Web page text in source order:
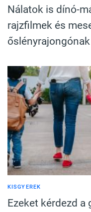
Nálatok is dínó-
rajzfilmek és
őslényrajongónak
KISGYEREK
Ezeket kérdezd a